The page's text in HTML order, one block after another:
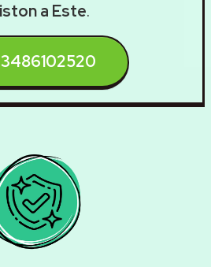
a Este.
3486102520